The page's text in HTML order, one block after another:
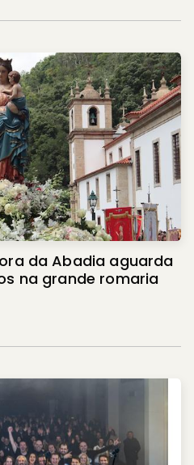
da Abadia aguarda
na grande romaria